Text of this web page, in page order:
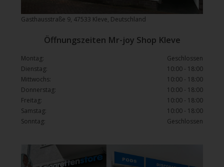
Gasthausstraße 9, 47533 Kleve, Deutschland
Öffnungszeiten Mr-joy Shop Kleve
Montag:
Geschlossen
Dienstag:
10:00 - 18:00
Mittwochs:
10:00 - 18:00
Donnerstag:
10:00 - 18:00
Freitag:
10:00 - 18:00
Samstag:
10:00 - 18:00
Sonntag:
Geschlossen